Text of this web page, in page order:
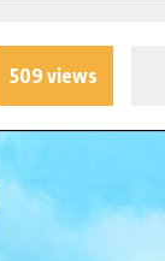
509 views